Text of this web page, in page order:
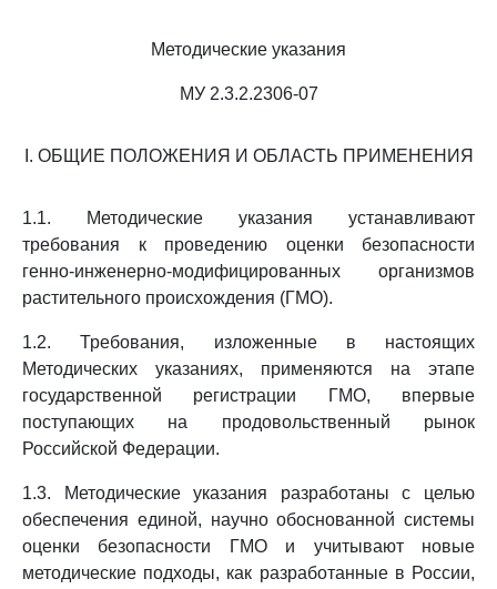
Методические указания
МУ 2.3.2.2306-07
I. ОБЩИЕ ПОЛОЖЕНИЯ И ОБЛАСТЬ ПРИМЕНЕНИЯ
1.1. Методические указания устанавливают
требования к проведению оценки безопасности
генно-инженерно-модифицированных организмов
растительного происхождения (ГМО).
1.2. Требования, изложенные в настоящих
Методических указаниях, применяются на этапе
государственной регистрации ГМО, впервые
поступающих на продовольственный рынок
Российской Федерации.
1.3. Методические указания разработаны с целью
обеспечения единой, научно обоснованной системы
оценки безопасности ГМО и учитывают новые
методические подходы, как разработанные в России,